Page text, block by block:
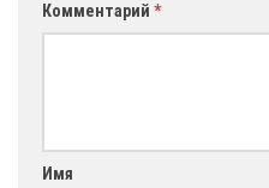
Комментарий *
Имя